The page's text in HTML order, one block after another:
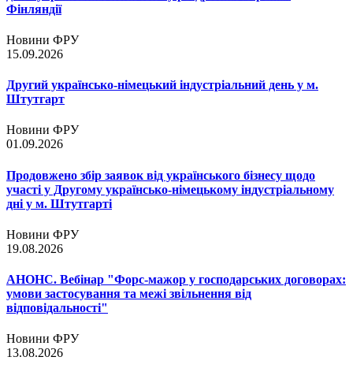
Фінляндії
Новини ФРУ
15.09.2026
Другий українсько-німецький індустріальний день у м.
Штутгарт
Новини ФРУ
01.09.2026
Продовжено збір заявок від українського бізнесу щодо
участі у Другому українсько-німецькому індустріальному
дні у м. Штутгарті
Новини ФРУ
19.08.2026
АНОНС. Вебінар "Форс-мажор у господарських договорах:
умови застосування та межі звільнення від
відповідальності"
Новини ФРУ
13.08.2026